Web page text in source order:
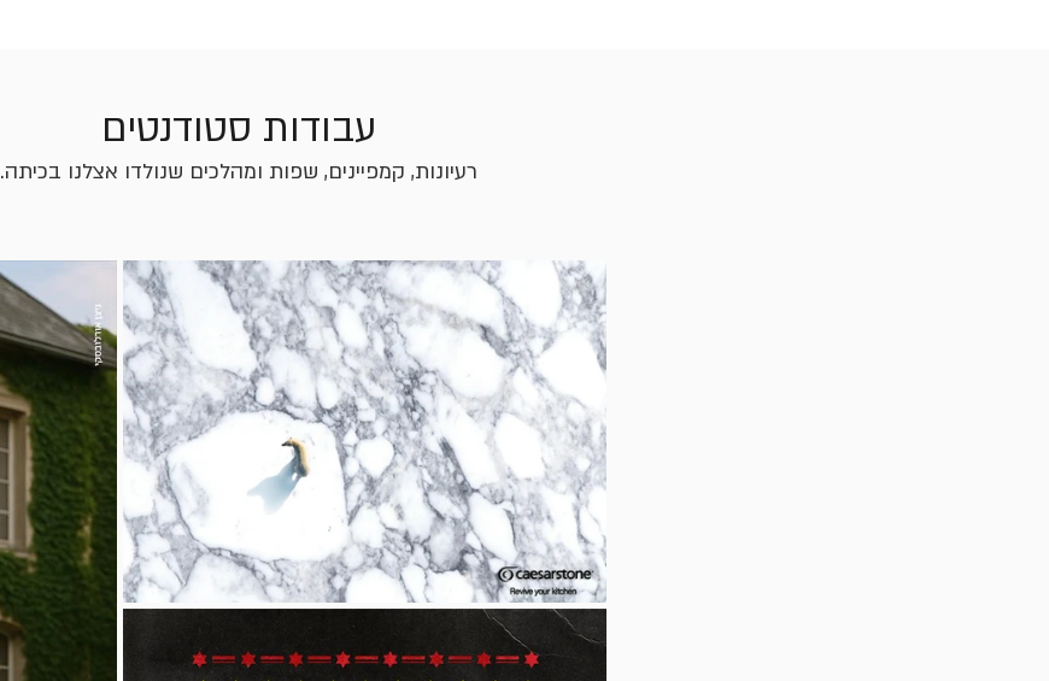
עבודות סטודנטים
רעיונות, קמפיינים, שפות ומהלכים שנולדו אצלנו בכיתה.